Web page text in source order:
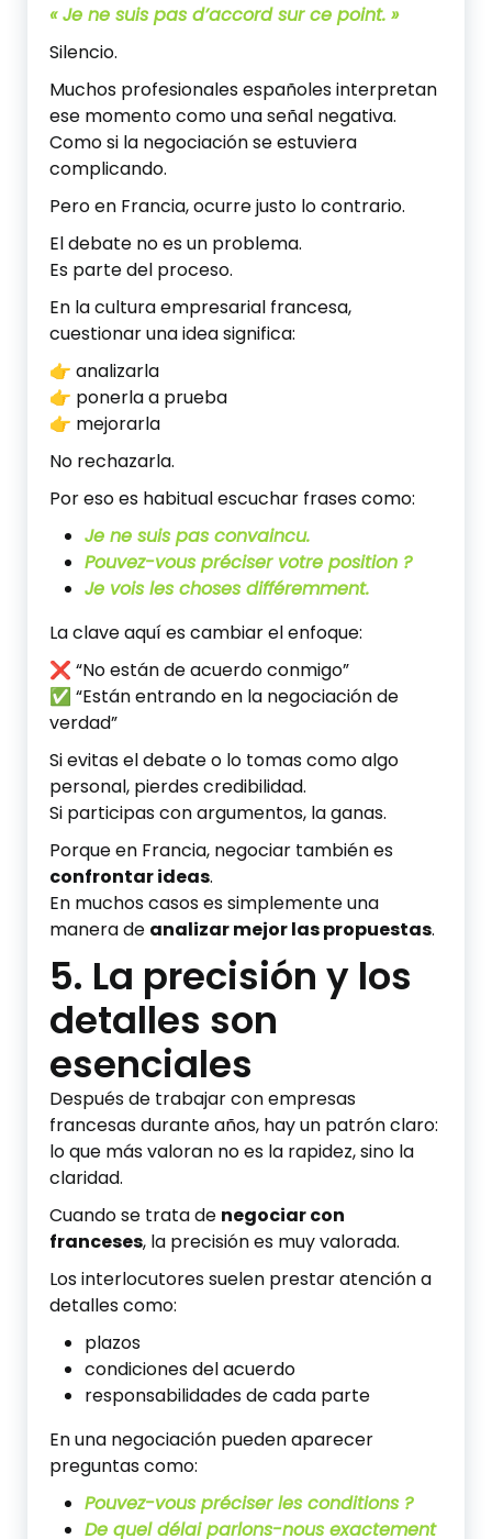
« Je ne suis pas d’accord sur ce point. »
Silencio.
Muchos profesionales españoles interpretan
ese momento como una señal negativa.
Como si la negociación se estuviera
complicando.
Pero en Francia, ocurre justo lo contrario.
El debate no es un problema.
Es parte del proceso.
En la cultura empresarial francesa,
cuestionar una idea significa:
👉 analizarla
👉 ponerla a prueba
👉 mejorarla
No rechazarla.
Por eso es habitual escuchar frases como:
Je ne suis pas convaincu.
Pouvez-vous préciser votre position ?
Je vois les choses différemment.
La clave aquí es cambiar el enfoque:
❌ “No están de acuerdo conmigo”
✅ “Están entrando en la negociación de
verdad”
Si evitas el debate o lo tomas como algo
personal, pierdes credibilidad.
Si participas con argumentos, la ganas.
Porque en Francia, negociar también es
confrontar ideas.
En muchos casos es simplemente una
manera de analizar mejor las propuestas.
5. La precisión y los
detalles son
esenciales
Después de trabajar con empresas
francesas durante años, hay un patrón claro:
lo que más valoran no es la rapidez, sino la
claridad.
Cuando se trata de negociar con
franceses, la precisión es muy valorada.
Los interlocutores suelen prestar atención a
detalles como:
plazos
condiciones del acuerdo
responsabilidades de cada parte
En una negociación pueden aparecer
preguntas como:
Pouvez-vous préciser les conditions ?
De quel délai parlons-nous exactement